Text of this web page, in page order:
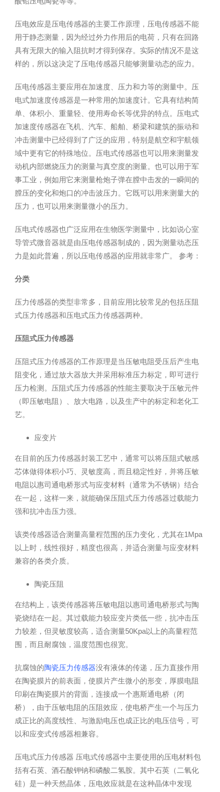
压电效应是压电传感器的主要工作原理，压电传感器不能
用于静态测量，因为经过外力作用后的电荷，只有在回路
具有无限大的输入阻抗时才得到保存。实际的情况不是这
样的，所以这决定了压电传感器只能够测量动态的应力。
压电传感器主要应用在加速度、压力和力等的测量中。压
电式加速度传感器是一种常用的加速度计。它具有结构简
单、体积小、重量轻、使用寿命长等优异的特点。压电式
加速度传感器在飞机、汽车、船舶、桥梁和建筑的振动和
冲击测量中已经得到了广泛的应用，特别是航空和宇航领
域中更有它的特殊地位。压电式传感器也可以用来测量发
动机内部燃烧压力的测量与真空度的测量。也可以用于军
事工业，例如用它来测量枪炮子弹在膛中击发的一瞬间的
膛压的变化和炮口的冲击波压力。它既可以用来测量大的
压力，也可以用来测量微小的压力。
压电式传感器也广泛应用在生物医学测量中，比如说心室
导管式微音器就是由压电传感器制成的，因为测量动态压
力是如此普遍，所以压电传感器的应用就非常广。 参考：
分类
压力传感器的类型非常多，目前应用比较常见的包括压阻
式压力传感器和压电式压力传感器两种。
压阻式压力传感器
压阻式压力传感器的工作原理是当压敏电阻受压后产生电
阻变化，通过放大器放大并采用标准压力标定，即可进行
压力检测。压阻式压力传感器的性能主要取决于压敏元件
（即压敏电阻）、放大电路，以及生产中的标定和老化工
艺。
应变片
在目前的压力传感器封装工艺中，通常可以将压阻式敏感
芯体做得体积小巧、灵敏度高，而且稳定性好，并将压敏
电阻以惠司通电桥形式与应变材料（通常为不锈钢）结合
在一起，这样一来，就能确保压阻式压力传感器过载能力
强和抗冲击压力强。
该类传感器适合测量高量程范围的压力变化，尤其在1Mpa
以上时，线性很好，精度也很高，并适合测量与应变材料
兼容的各类介质。
陶瓷压阻
在结构上，该类传感器将压敏电阻以惠司通电桥形式与陶
瓷烧结在一起。其过载能力较应变片类低一些，抗冲击压
力较差，但灵敏度较高，适合测量50Kpa以上的高量程范
围，而且耐腐蚀，温度范围也很宽。
抗腐蚀的陶瓷压力传感器没有液体的传递，压力直接作用
在陶瓷膜片的前表面，使膜片产生微小的形变，厚膜电阻
印刷在陶瓷膜片的背面，连接成一个惠斯通电桥（闭
桥），由于压敏电阻的压阻效应，使电桥产生一个与压力
成正比的高度线性、与激励电压也成正比的电压信号，可
以和应变式传感器相兼容。
压电式压力传感器 压电式传感器中主要使用的压电材料包
括有石英、酒石酸钾钠和磷酸二氢胺。其中石英（二氧化
硅）是一种天然晶体，压电效应就是在这种晶体中发现